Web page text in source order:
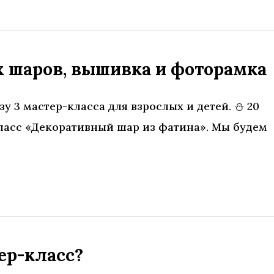
шаров, вышивка и фоторамка
3 мастер-класса для взрослых и детей. ⛄ 20
«Декоративный шар из фатина». Мы будем
класс?